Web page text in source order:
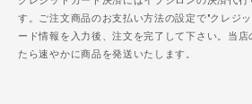
す。ご注文商品のお支払い方法の設定で"クレジ
ード情報を入力後、注文を完了して下さい。当
たら速やかに商品を発送いたします。